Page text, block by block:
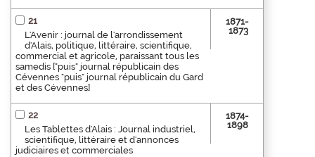
21
L'Avenir : journal de l'arrondissement
d'Alais, politique, littéraire, scientifique,
commercial et agricole, paraissant tous les
samedis ["puis" journal républicain des
Cévennes "puis" journal républicain du Gard
et des Cévennes]
1871-
1873
22
Les Tablettes d'Alais : Journal industriel,
scientifique, littéraire et d'annonces
judiciaires et commerciales
1874-
1898